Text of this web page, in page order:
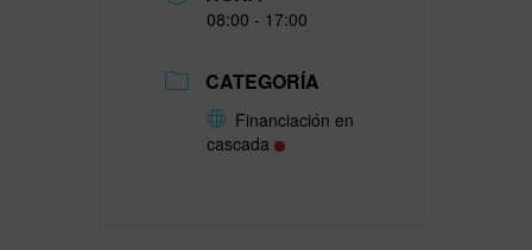
08:00 - 17:00
CATEGORÍA
Financiación en
cascada